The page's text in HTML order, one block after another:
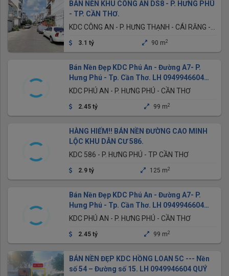
BÁN NỀN KHU CÔNG AN DS8 - P. HƯNG PHÚ
- TP. CẦN THƠ.
KDC CÔNG AN - P. HƯNG THẠNH - CÁI RĂNG -
3.1 tỷ 90 m2
Bán Nền Đẹp KDC Phú An - Đường A7- P.
Hưng Phú - Tp. Cần Thơ. LH 0949946604
QUÝ
KDC PHÚ AN - P. HƯNG PHÚ - CẦN THƠ
2.45 tỷ 99 m2
HÀNG HIẾM!! BÁN NỀN ĐƯỜNG CAO MINH
LỘC KHU DÂN CƯ 586.
KDC 586 - P. HƯNG PHÚ - TP CẦN THƠ
2.9 tỷ 125 m2
Bán Nền Đẹp KDC Phú An - Đường A7- P.
Hưng Phú - Tp. Cần Thơ. LH 0949946604
QUÝ
KDC PHÚ AN - P. HƯNG PHÚ - CẦN THƠ
2.45 tỷ 99 m2
BÁN NỀN ĐẸP KDC HỒNG LOAN 5C --- Nền
số 54 – Đường số 15. LH 0949946604 QUÝ